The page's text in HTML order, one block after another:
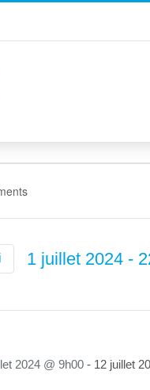
1 juillet 2024 -
date.
2024 @ 9h00- 12 juillet